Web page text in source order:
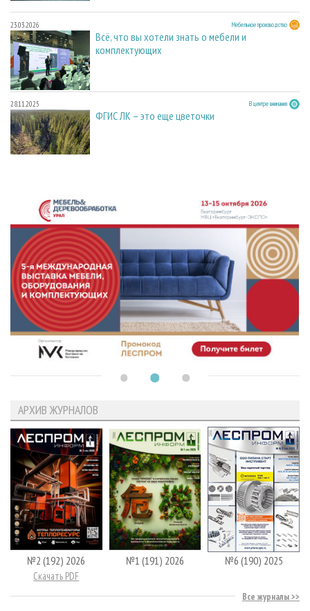
23.03.2026 Мебельное производство
Всё, что вы хотели знать о мебели и
комплектующих
28.11.2025 В центре внимания
ФГИС ЛК – это еще цветочки
АРХИВ ЖУРНАЛОВ
№2 (192) 2026
Скачать PDF
№1 (191) 2026 №6 (190) 2025
Все журналы